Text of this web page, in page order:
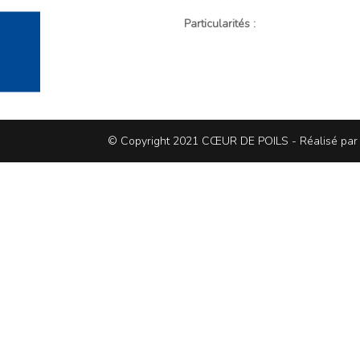
Particularités :
© Copyright 2021 CŒUR DE POILS - Réalisé